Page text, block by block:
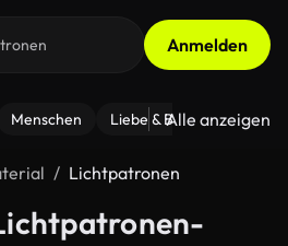
Anmelden
Menschen Liebe & Beziehungen
Alle anzeigen
Lichtpatronen